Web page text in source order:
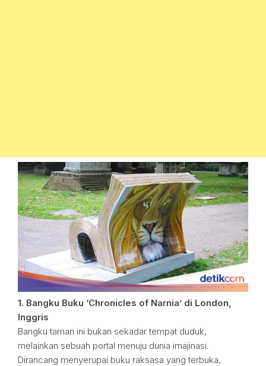
1. Bangku Buku ‘Chronicles of Narnia’ di London,
Inggris
Bangku taman ini bukan sekadar tempat duduk,
melainkan sebuah portal menuju dunia imajinasi.
Dirancang menyerupai buku raksasa yang terbuka,